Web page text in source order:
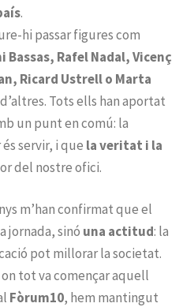
.
hi passar figures com
Rafel Nadal, Vicenç
Ricard Ustrell o Marta
Tots ells han aportat
un punt en comú: la
servir, i que la veritat i la
del nostre ofici.
m’han confirmat que el
jornada, sinó una actitud: la
pot millorar la societat.
on tot va començar aquell
Fòrum10, hem mantingut